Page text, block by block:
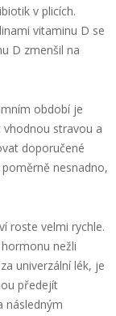
v plicích.
vitaminu D se
D zmenšil na
období je
stravou a
doporučené
nesnadno,
roste velmi rychle.
nežli
univerzální lék, je
předejít
následným